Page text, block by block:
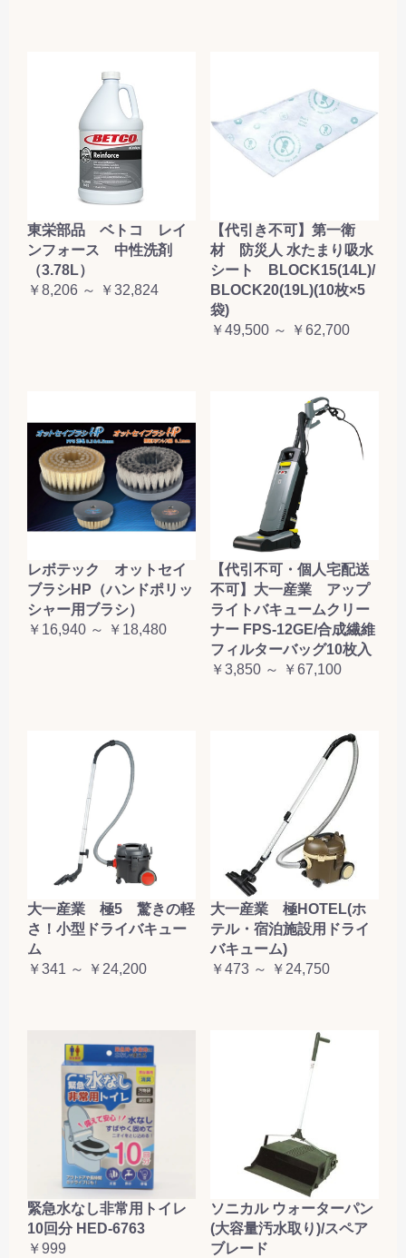
東栄部品 ベトコ レイ
ンフォース 中性洗剤
（3.78L）
￥8,206 ～ ￥32,824
【代引き不可】第一衛
材 防災人 水たまり吸水
シート BLOCK15(14L)/
BLOCK20(19L)(10枚×5
袋)
￥49,500 ～ ￥62,700
レボテック オットセイ
ブラシHP（ハンドポリッ
シャー用ブラシ）
￥16,940 ～ ￥18,480
【代引不可・個人宅配送
不可】大一産業 アップ
ライトバキュームクリー
ナー FPS-12GE/合成繊維
フィルターバッグ10枚入
￥3,850 ～ ￥67,100
大一産業 極5 驚きの軽
さ！小型ドライバキュー
ム
￥341 ～ ￥24,200
大一産業 極HOTEL(ホ
テル・宿泊施設用ドライ
バキューム)
￥473 ～ ￥24,750
緊急水なし非常用トイレ
10回分 HED-6763
￥999
ソニカル ウォーターパン
(大容量汚水取り)/スペア
ブレード